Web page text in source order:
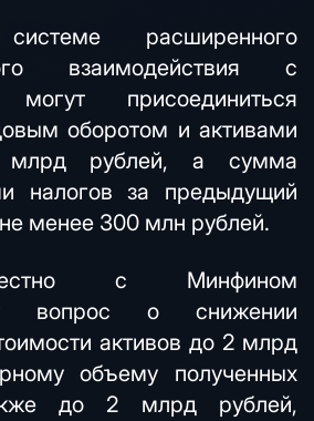
расширенного
взаимодействия с
могут присоединиться
оборотом и активами
рублей, а сумма
налогов за предыдущий
менее 300 млн рублей.
с Минфином
вопрос о снижении
активов до 2 млрд
объему полученных
до 2 млрд рублей,